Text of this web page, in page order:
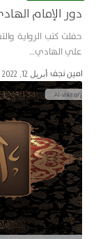
دور الإمام
حفلت كتب الرواية
علي الهادي…
امین نجف أبريل 12, 2022